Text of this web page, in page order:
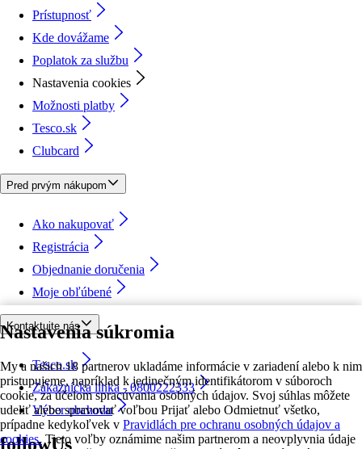
Nastavenia súkromia
My a našich 18 partnerov ukladáme informácie v zariadení alebo k nim
pristupujeme, napríklad k jedinečným identifikátorom v súboroch
cookie, za účelom spracúvania osobných údajov. Svoj súhlas môžete
udeliť alebo spravovať voľbou Prijať alebo Odmietnuť všetko,
prípadne kedykoľvek v Pravidlách pre ochranu osobných údajov a
cookies. Tieto voľby oznámime našim partnerom a neovplyvnia údaje
Prístupnosť
Kde dovážame
Poplatok za službu
Nastavenia cookies
Možnosti platby
Tesco.sk
Clubcard
Pred prvým nákupom
Ako nakupovať
Registrácia
Objednanie doručenia
Moje obľúbené
Kontaktujte nás
Tesco.sk
Zákaznícka linka - 0800222333
Výber obchodu
followUs